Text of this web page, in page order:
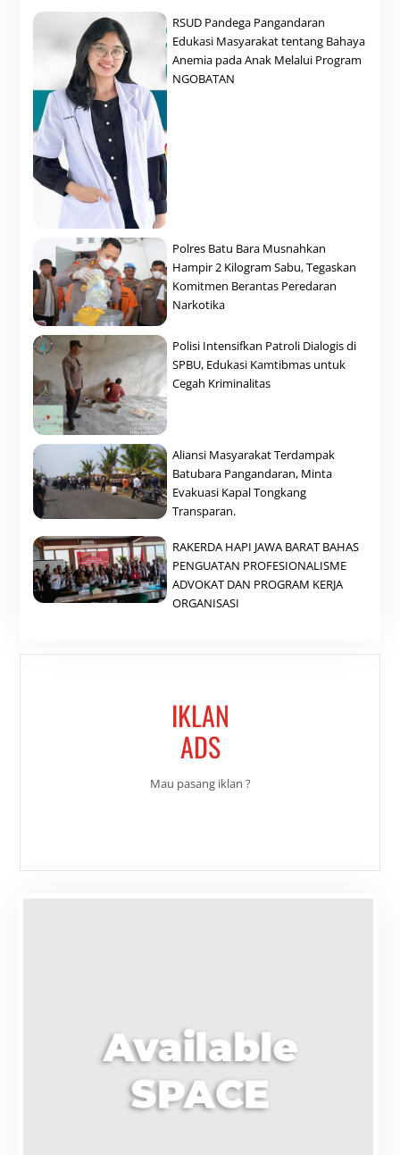
RSUD Pandega Pangandaran
Edukasi Masyarakat tentang Bahaya
Anemia pada Anak Melalui Program
NGOBATAN
Polres Batu Bara Musnahkan
Hampir 2 Kilogram Sabu, Tegaskan
Komitmen Berantas Peredaran
Narkotika
Polisi Intensifkan Patroli Dialogis di
SPBU, Edukasi Kamtibmas untuk
Cegah Kriminalitas
Aliansi Masyarakat Terdampak
Batubara Pangandaran, Minta
Evakuasi Kapal Tongkang
Transparan.
RAKERDA HAPI JAWA BARAT BAHAS
PENGUATAN PROFESIONALISME
ADVOKAT DAN PROGRAM KERJA
ORGANISASI
IKLAN
ADS
Mau pasang iklan ?